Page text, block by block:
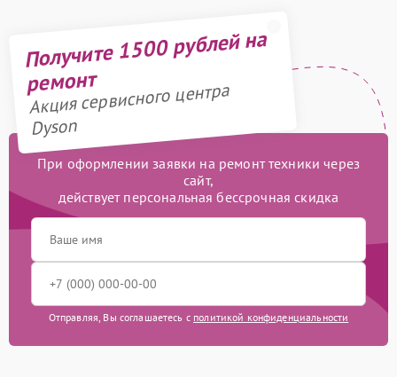
Получите 1500 рублей на
ремонт
Акция сервисного центра
Dyson
При оформлении заявки на ремонт техники через
сайт,
действует персональная бессрочная скидка
Отправляя, Вы соглашаетесь с политикой конфиденциальности